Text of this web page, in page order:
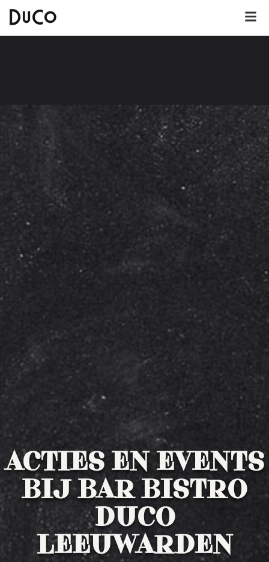
Over DuCo Leeuwarden
Dinerkaart
Drankenkaart
ACTIES EN EVENTS
BIJ BAR BISTRO
DUCO
LEEUWARDEN